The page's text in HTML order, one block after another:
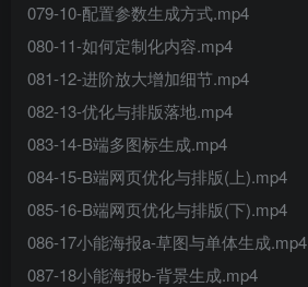
079-10-配置参数生成方式.mp4
080-11-如何定制化内容.mp4
081-12-进阶放大增加细节.mp4
082-13-优化与排版落地.mp4
083-14-B端多图标生成.mp4
084-15-B端网页优化与排版(上).mp4
085-16-B端网页优化与排版(下).mp4
086-17小能海报a-草图与单体生成.mp4
087-18小能海报b-背景生成.mp4